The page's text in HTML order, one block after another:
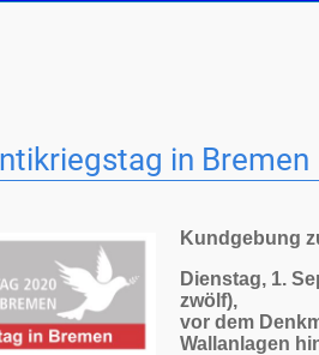
in Bremen
Kundgebung
Dienstag, 1.
zwölf),
vor dem
Wallanlagen